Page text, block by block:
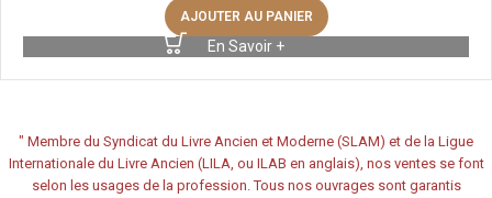
AJOUTER AU PANIER
En Savoir +
" Membre du Syndicat du Livre Ancien et Moderne (SLAM) et de la Ligue
Internationale du Livre Ancien (LILA, ou ILAB en anglais), nos ventes se font
selon les usages de la profession. Tous nos ouvrages sont garantis